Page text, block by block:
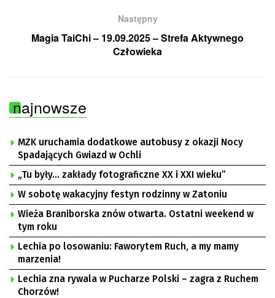
Następny
Magia TaiChi – 19.09.2025 – Strefa Aktywnego
Człowieka
najnowsze
MZK uruchamia dodatkowe autobusy z okazji Nocy
Spadających Gwiazd w Ochli
„Tu były… zakłady fotograficzne XX i XXI wieku”
W sobotę wakacyjny festyn rodzinny w Zatoniu
Wieża Braniborska znów otwarta. Ostatni weekend w
tym roku
Lechia po losowaniu: Faworytem Ruch, a my mamy
marzenia!
Lechia zna rywala w Pucharze Polski – zagra z Ruchem
Chorzów!